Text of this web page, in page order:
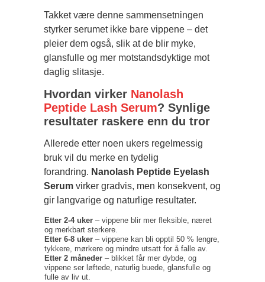
Takket være denne sammensetningen
styrker serumet ikke bare vippene – det
pleier dem også, slik at de blir myke,
glansfulle og mer motstandsdyktige mot
daglig slitasje.
Hvordan virker Nanolash
Peptide Lash Serum? Synlige
resultater raskere enn du tror
Allerede etter noen ukers regelmessig
bruk vil du merke en tydelig
forandring. Nanolash Peptide Eyelash
Serum virker gradvis, men konsekvent, og
gir langvarige og naturlige resultater.
Etter 2-4 uker – vippene blir mer fleksible, næret
og merkbart sterkere.
Etter 6-8 uker – vippene kan bli opptil 50 % lengre,
tykkere, mørkere og mindre utsatt for å falle av.
Etter 2 måneder – blikket får mer dybde, og
vippene ser løftede, naturlig buede, glansfulle og
fulle av liv ut.